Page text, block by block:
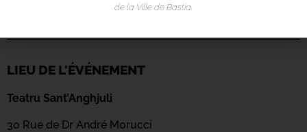
LIEU DE L'ÉVÉNEMENT
Teatru Sant’Anghjuli
30 Rue de Dr André Morucci
de la Ville de Bastia.